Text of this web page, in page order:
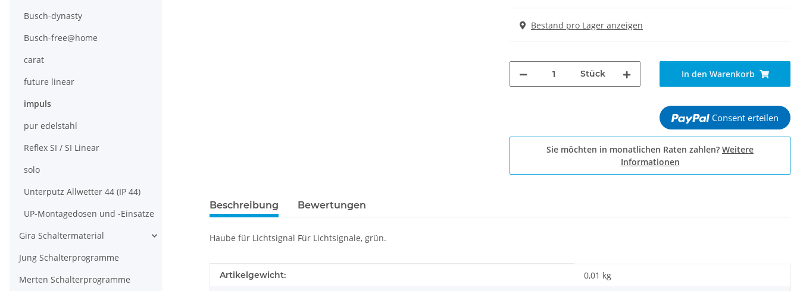
Bestand pro Lager anzeigen
Stück In den Warenkorb
Consent erteilen
Sie möchten in monatlichen Raten zahlen? Weitere
Informationen
Beschreibung Bewertungen
Haube für Lichtsignal Für Lichtsignale, grün.
Produkteigenschaft
Wert
Artikelgewicht: 0,01 kg
Busch-dynasty
Busch-free@home
carat
future linear
impuls
pur edelstahl
Reflex SI / SI Linear
solo
Unterputz Allwetter 44 (IP 44)
UP-Montagedosen und -Einsätze
Gira Schaltermaterial
Jung Schalterprogramme
Merten Schalterprogramme